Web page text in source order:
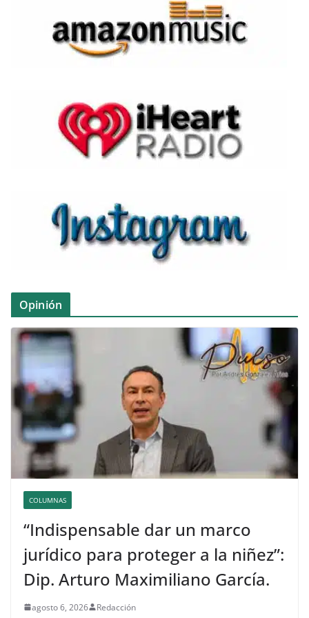
Opinión
COLUMNAS
“Indispensable dar un marco
jurídico para proteger a la niñez”:
Dip. Arturo Maximiliano García.
agosto 6, 2026 Redacción